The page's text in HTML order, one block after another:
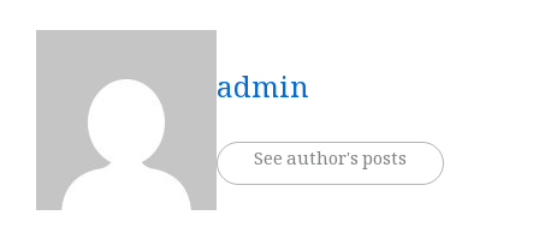
admin
See author's posts